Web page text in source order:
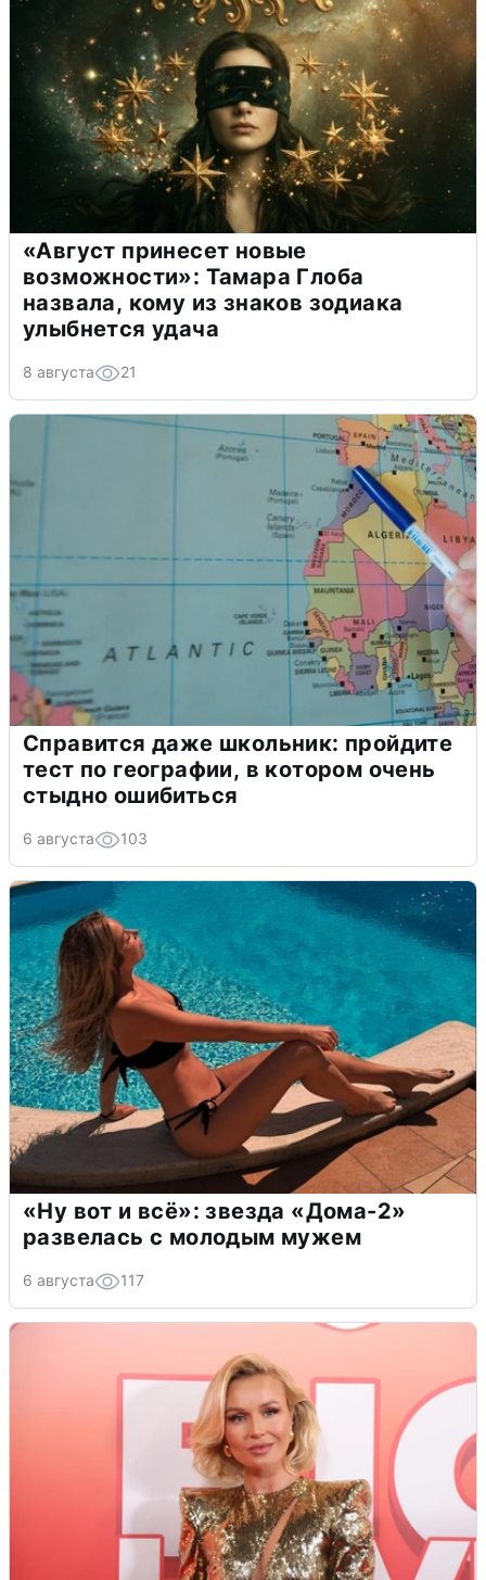
«Август принесет новые
возможности»: Тамара Глоба
назвала, кому из знаков зодиака
улыбнется удача
8 августа 21
Справится даже школьник: пройдите
тест по географии, в котором очень
стыдно ошибиться
6 августа 103
«Ну вот и всё»: звезда «Дома-2»
развелась с молодым мужем
6 августа 117